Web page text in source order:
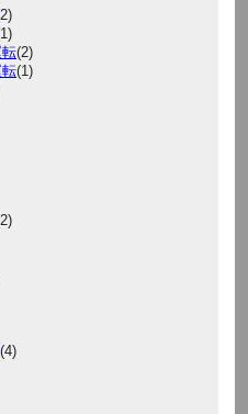
(2)
(1)
(4)